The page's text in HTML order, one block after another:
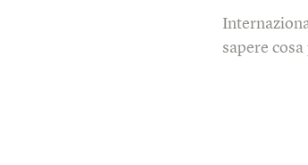
sapere